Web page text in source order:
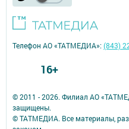
© 2011 - 2026. Филиал АО
защищены.
© ТАТМЕДИА. Все материалы,
Телефон АО «ТАТМЕДИА»:(843)
16+